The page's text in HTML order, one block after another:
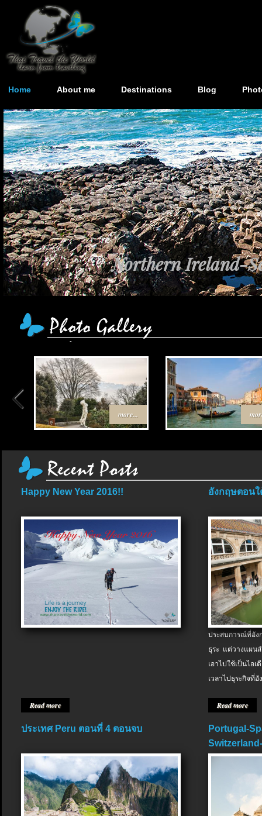
Home About me Destinations Blog
Northern Ireland-
more...
Happy New Year 2016!!
Read more
อังกฤษตอนใ
ประสบการณ์ที่อัง
ธุระ แต่วางแผน
เอาไปใช้เป็นไอ
เวลาไปธุระกิจที่อั
Read more
ประเทศ Peru ตอนที่ 4 ตอนจบ
Portugal-